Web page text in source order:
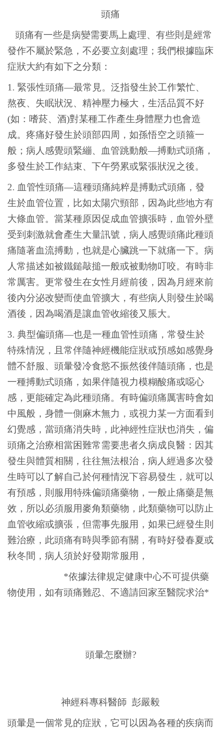
頭痛
頭痛有一些是病變需要馬上處理、有些則是經常
發作不屬於緊急，不必要立刻處理；我們根據臨床
症狀大約有如下之分類：
1. 緊張性頭痛—最常見。泛指發生於工作繁忙、
熬夜、失眠狀況、精神壓力極大，生活品質不好
(如：嗜菸、酒)對某種工作產生身體壓力也會造
成。疼痛好發生於頭部四周，如孫悟空之頭箍一
般；病人感覺頭緊繃、血管跳動般—搏動式頭痛，
多發生於工作結束、下午勞累或緊張狀況之後。
2. 血管性頭痛—這種頭痛純粹是搏動式頭痛，發
生於血管位置，比如太陽穴頸部，因為此些地方有
大條血管。當某種原因促成血管擴張時，血管外壁
受到刺激就會產生大量訊號，病人感覺頭痛此種頭
痛隨著血流搏動，也就是心臟跳一下就痛一下。病
人常描述如被鐵鎚敲搥一般或被動物叮咬。有時非
常厲害。更常發生在女性月經前後，因為月經來前
後內分泌改變而使血管擴大，有些病人則發生於喝
酒後，因為喝酒是讓血管收縮後又脹大。
3. 典型偏頭痛—也是一種血管性頭痛，常發生於
特殊情況，且常伴隨神經機能症狀或預感如感覺身
體不舒服、頭暈發冷食慾不振然後伴隨頭痛，也是
一種搏動式頭痛，如果伴隨視力模糊酸痛或噁心
感，更能確定為此種頭痛。有時偏頭痛厲害時會如
中風般，身體一側麻木無力，或視力某一方面看到
幻覺感，當頭痛消失時，此神經性症狀也消失，偏
頭痛之治療相當困難常需要患者久病成良醫：因其
發生與體質相關，往往無法根治，病人經過多次發
生時可以了解自己於何種情況下容易發生，就可以
有預感，則服用特殊偏頭痛藥物，一般止痛藥是無
效，所以必須服用麥角類藥物，此類藥物可以防止
血管收縮或擴張，但需事先服用，如果已經發生則
難治療，此頭痛有時與季節有關，有時好發春夏或
秋冬間，病人須於好發期常服用，
*依據法律規定健康中心不可提供藥
物使用，如有頭痛難忍、不適請回家至醫院求治*
頭暈怎麼辦?
神經科專科醫師 彭嚴毅
頭暈是一個常見的症狀，它可以因為各種的疾病而